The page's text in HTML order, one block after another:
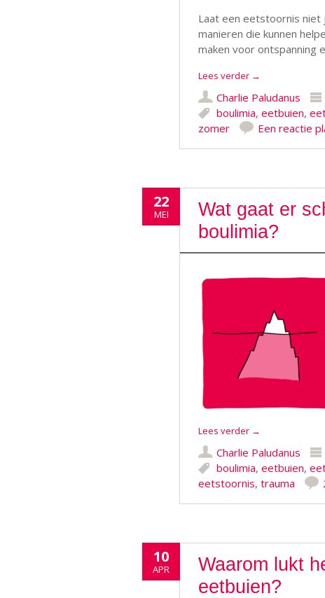
Laat een eetstoornis niet
manieren die kunnen
maken voor ontspanning
Lees verder →
Charlie Paludanus
boulimia, eetbuien,
zomer
Een reactie
22
MEI
Wat gaat er
boulimia?
Lees verder →
Charlie Paludanus
boulimia, eetbuien,
eetstoornis, trauma
10
APR
Waarom lukt
eetbuien?